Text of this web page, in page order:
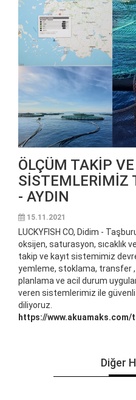
ÖLÇÜM TAKİP
SİSTEMLERİMİZ
- AYDIN
15.11.2021
LUCKYFISH CO, Didim -
oksijen, saturasyon, sıcaklık
takip ve kayıt sistemimiz
yemleme, stoklama, transfer
planlama ve acil durum
veren sistemlerimiz ile
diliyoruz.
https://
Diğer